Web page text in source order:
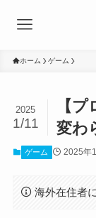
ホーム ゲーム
【
変わ
2025
1/11
ゲーム 2025年
海外在住者